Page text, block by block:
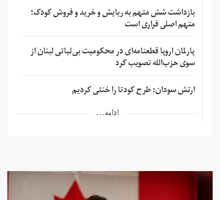
بازداشت شش متهم به ربایش و خرید و فروش کودک؛
متهم اصلی فراری است
پارلمان اروپا قطعنامه‌ای در محکومیت بی‌ثباتی لبنان از
سوی حزب‌الله تصویب کرد
ارتش سودان: طرح کودتا را خنثی کردیم
ادامه...